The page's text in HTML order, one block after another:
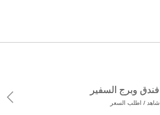
فندق وبرج السفير
شاهد / اطلب السعر